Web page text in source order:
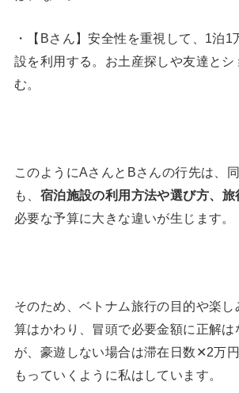
・【Bさん】安全性を重視して、1泊1
設を利用する。お土産探しや友達とシ
む。
このようにAさんとBさんの行先は、
も、 宿泊施設の利用方法や選び方、旅
必要な予算に大きな違いが生じます。
そのため、ベトナム旅行の目的や楽
算はかわり、冒頭で必要金額に正解は
が、豪遊しない場合は滞在日数✕2万
もっていくように私はしています。